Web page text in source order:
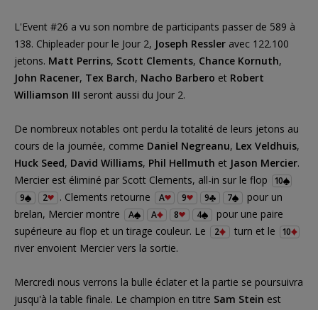
L'Event #26 a vu son nombre de participants passer de 589 à
138. Chipleader pour le Jour 2, Joseph Ressler avec 122.100
jetons. Matt Perrins, Scott Clements, Chance Kornuth,
John Racener, Tex Barch, Nacho Barbero et Robert
Williamson III seront aussi du Jour 2.
De nombreux notables ont perdu la totalité de leurs jetons au
cours de la journée, comme Daniel Negreanu, Lex Veldhuis,
Huck Seed, David Williams, Phil Hellmuth et Jason Mercier.
Mercier est éliminé par Scott Clements, all-in sur le flop
10
9
2 . Clements retourne A 9 9 7
pour un
brelan, Mercier montre
A A 8 4
pour une paire
supérieure au flop et un tirage couleur. Le
2 turn et le 10
river envoient Mercier vers la sortie.
Mercredi nous verrons la bulle éclater et la partie se poursuivra
jusqu'à la table finale. Le champion en titre Sam Stein est